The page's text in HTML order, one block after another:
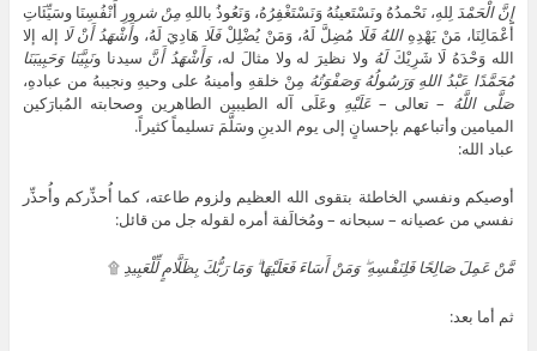
إِنَّ الْحَمْدَ لِلهِ، نَحْمدُهُ ونَسْتَعينُهُ وَنَسْتَغْفِرُهُ، وَنَعُوذُ باللهِ مِنْ شر ورِ أَنْفُسِنَا وسَيِّئَاتِ
أَعْمَالِنَا، مَنْ يَهْدِهِاللهُ فَلَا مُضِلَّ لَهُ، وَمَنْ يُضْلِلْفَلَا هَادِيَ لَهُ، وأَشْهَدُ أَنْ لَا إله إلا
الله وَحْدَهُ لَا شَرِيْكَلَهُ ولا نظيرَ له ولا مثالَ له،وَأَشْهَدُ أَنَّ سيدنا ونَبِيَّنَا وَحَبِيبَنَا
مُحَمَّدًا عَبْدُ اللهِ وَرَسُولُهُ وَصَفْوَتُهُ مِنْ خلقهِ وأمينهُ على وحيهِ ونجيبهُ من عبادهِ،
صَلَّى اللَّهُ – تعالى –عَلَيْهِ وعَلَى آله الطيبين الطاهرين وصحابته المُبارَكين
الميامين وأتباعهم بإحسانٍ إلى يوم الدينِ وسَلَّمَ تسليماً كثيراً.
عباد الله:
أوصيكم ونفسي الخاطئة بتقوى الله العظيم ولزوم طاعته، كما أُحذِّركم وأُحذِّر
نفسي من عصيانه – سبحانه – ومُخالَفة أمره لقوله جل من قائل:
مَّنْ عَمِلَ صَالِحًا فَلِنَفْسِهِ ۖ وَمَنْ أَسَاءَ فَعَلَيْهَا ۗ وَمَا رَبُّكَ بِظَلَّامٍ لِّلْعَبِيدِ ۩
ثم أما بعد: